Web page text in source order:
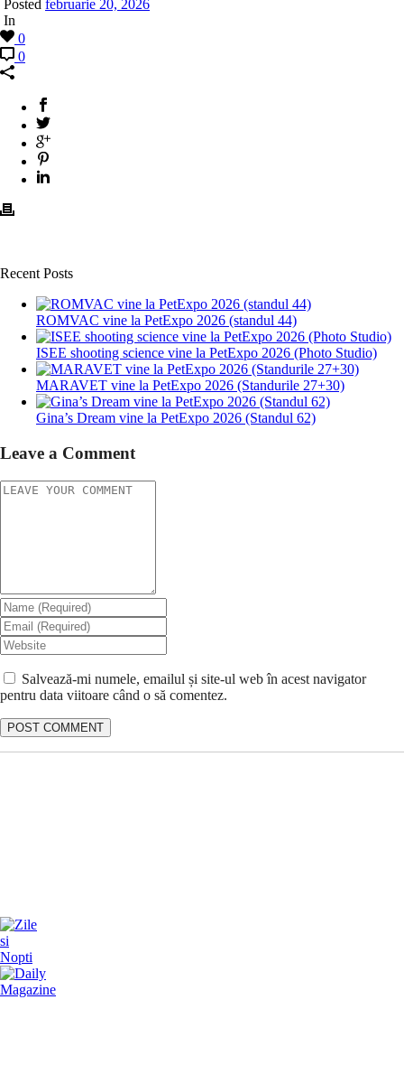
Posted februarie 20, 2026
In
0
0
Recent Posts
ROMVAC vine la PetExpo 2026 (standul 44)
ISEE shooting science vine la PetExpo 2026 (Photo Studio)
MARAVET vine la PetExpo 2026 (Standurile 27+30)
Gina’s Dream vine la PetExpo 2026 (Standul 62)
Leave a Comment
Salvează-mi numele, emailul și site-ul web în acest navigator
pentru data viitoare când o să comentez.